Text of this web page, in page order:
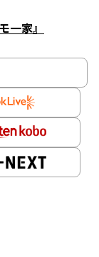
一家』